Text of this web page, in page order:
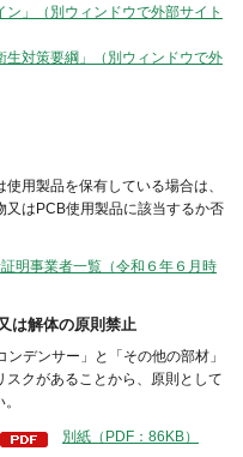
ン」（別ウィンドウで外部サイト
生対策要綱」（別ウィンドウで外
用製品を保有している場合は、
又はPCB使用製品に該当するか否
明事業者一覧（令和６年６月時
は解体の原則禁止
デンサー」と「その他の部材」
クがあることから、原則として
別紙（PDF：86KB）